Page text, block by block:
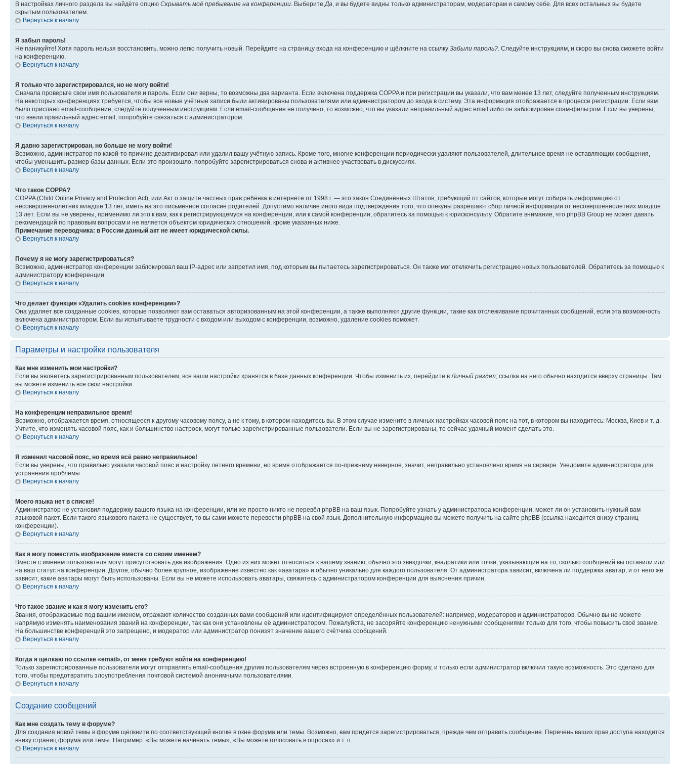
В настройках личного раздела вы найдёте опцию Скрывать моё пребывание на конференции . Выберите Да , и вы будете видны только администраторам, модераторам и самому себе. Для всех остальных вы будете
скрытым пользователем.
Вернуться к началу
Я забыл пароль!
Не паникуйте! Хотя пароль нельзя восстановить, можно легко получить новый. Перейдите на страницу входа на конференцию и щёлкните на ссылку Забыли пароль? . Следуйте инструкциям, и скоро вы снова сможете войти
на конференцию.
Вернуться к началу
Я только что зарегистрировался, но не могу войти!
Сначала проверьте свои имя пользователя и пароль. Если они верны, то возможны два варианта. Если включена поддержка COPPA и при регистрации вы указали, что вам менее 13 лет, следуйте полученным инструкциям.
На некоторых конференциях требуется, чтобы все новые учётные записи были активированы пользователями или администратором до входа в систему. Эта информация отображается в процессе регистрации. Если вам
было прислано email-сообщение, следуйте полученным инструкциям. Если email-сообщение не получено, то возможно, что вы указали неправильный адрес email либо он заблокирован спам-фильтром. Если вы уверены,
что ввели правильный адрес email, попробуйте связаться с администратором.
Вернуться к началу
Я давно зарегистрирован, но больше не могу войти!
Возможно, администратор по какой-то причине деактивировал или удалил вашу учётную запись. Кроме того, многие конференции периодически удаляют пользователей, длительное время не оставляющих сообщения,
чтобы уменьшить размер базы данных. Если это произошло, попробуйте зарегистрироваться снова и активнее участвовать в дискуссиях.
Вернуться к началу
Что такое COPPA?
COPPA (Child Online Privacy and Protection Act), или Акт о защите частных прав ребёнка в интернете от 1998 г. — это закон Соединённых Штатов, требующий от сайтов, которые могут собирать информацию от
несовершеннолетних младше 13 лет, иметь на это письменное согласие родителей. Допустимо наличие иного вида подтверждения того, что опекуны разрешают сбор личной информации от несовершеннолетних младше
13 лет. Если вы не уверены, применимо ли это к вам, как к регистрирующемуся на конференции, или к самой конференции, обратитесь за помощью к юрисконсульту. Обратите внимание, что phpBB Group не может давать
рекомендаций по правовым вопросам и не является объектом юридических отношений, кроме указанных ниже.
Примечание переводчика: в России данный акт не имеет юридической силы.
Вернуться к началу
Почему я не могу зарегистрироваться?
Возможно, администратор конференции заблокировал ваш IP-адрес или запретил имя, под которым вы пытаетесь зарегистрироваться. Он также мог отключить регистрацию новых пользователей. Обратитесь за помощью к
администратору конференции.
Вернуться к началу
Что делает функция «Удалить cookies конференции»?
Она удаляет все созданные cookies, которые позволяют вам оставаться авторизованным на этой конференции, а также выполняют другие функции, такие как отслеживание прочитанных сообщений, если эта возможность
включена администратором. Если вы испытываете трудности с входом или выходом с конференции, возможно, удаление cookies поможет.
Вернуться к началу
Параметры и настройки пользователя
Как мне изменить мои настройки?
Если вы являетесь зарегистрированным пользователем, все ваши настройки хранятся в базе данных конференции. Чтобы изменить их, перейдите в Личный раздел; ссылка на него обычно находится вверху страницы. Там
вы можете изменить все свои настройки.
Вернуться к началу
На конференции неправильное время!
Возможно, отображается время, относящееся к другому часовому поясу, а не к тому, в котором находитесь вы. В этом случае измените в личных настройках часовой пояс на тот, в котором вы находитесь: Москва, Киев и т. д.
Учтите, что изменять часовой пояс, как и большинство настроек, могут только зарегистрированные пользователи. Если вы не зарегистрированы, то сейчас удачный момент сделать это.
Вернуться к началу
Я изменил часовой пояс, но время всё равно неправильное!
Если вы уверены, что правильно указали часовой пояс и настройку летнего времени, но время отображается по-прежнему неверное, значит, неправильно установлено время на сервере. Уведомите администратора для
устранения проблемы.
Вернуться к началу
Моего языка нет в списке!
Администратор не установил поддержку вашего языка на конференции, или же просто никто не перевёл phpBB на ваш язык. Попробуйте узнать у администратора конференции, может ли он установить нужный вам
языковой пакет. Если такого языкового пакета не существует, то вы сами можете перевести phpBB на свой язык. Дополнительную информацию вы можете получить на сайте phpBB (ссылка находится внизу страниц
конференции).
Вернуться к началу
Как я могу поместить изображение вместе со своим именем?
Вместе с именем пользователя могут присутствовать два изображения. Одно из них может относиться к вашему званию, обычно это звёздочки, квадратики или точки, указывающие на то, сколько сообщений вы оставили или
на ваш статус на конференции. Другое, обычно более крупное, изображение известно как «аватара» и обычно уникально для каждого пользователя. От администратора зависит, включена ли поддержка аватар, и от него же
зависит, какие аватары могут быть использованы. Если вы не можете использовать аватары, свяжитесь с администратором конференции для выяснения причин.
Вернуться к началу
Что такое звание и как я могу изменить его?
Звания, отображаемые под вашим именем, отражают количество созданных вами сообщений или идентифицируют определённых пользователей: например, модераторов и администраторов. Обычно вы не можете
напрямую изменять наименования званий на конференции, так как они установлены её администратором. Пожалуйста, не засоряйте конференцию ненужными сообщениями только для того, чтобы повысить своё звание.
На большинстве конференций это запрещено, и модератор или администратор понизят значение вашего счётчика сообщений.
Вернуться к началу
Когда я щёлкаю по ссылке «email», от меня требуют войти на конференцию!
Только зарегистрированные пользователи могут отправлять email-сообщения другим пользователям через встроенную в конференцию форму, и только если администратор включил такую возможность. Это сделано для
того, чтобы предотвратить злоупотребления почтовой системой анонимными пользователями.
Вернуться к началу
Создание сообщений
Как мне создать тему в форуме?
Для создания новой темы в форуме щёлкните по соответствующей кнопке в окне форума или темы. Возможно, вам придётся зарегистрироваться, прежде чем отправить сообщение. Перечень ваших прав доступа находится
внизу страниц форума или темы. Например: «Вы можете начинать темы», «Вы можете голосовать в опросах» и т. п.
Вернуться к началу